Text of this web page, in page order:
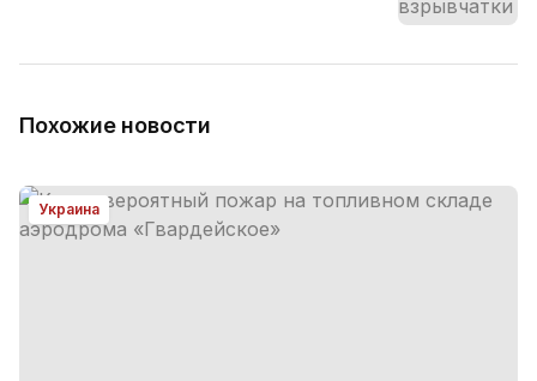
Похожие новости
Украина